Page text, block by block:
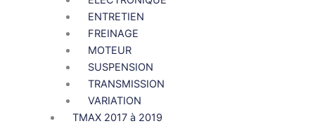
ENTRETIEN
FREINAGE
MOTEUR
SUSPENSION
TRANSMISSION
VARIATION
TMAX 2017 à 2019